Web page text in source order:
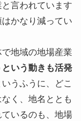
言われています
かなり減ってい
地域の地場産業
いう動きも活発
うふうに、どこ
く、地名ととも
いるのも、地場